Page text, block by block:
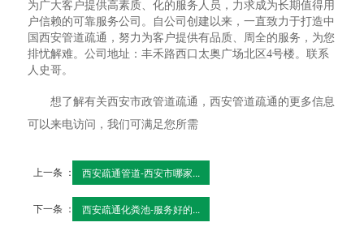
为广大客户提供高素质、化的服务人员，力求成为长期值得用
户信赖的可靠服务公司。自公司创建以来，一直致力于打造中
国西安管道疏通，努力为客户提供有品质、周全的服务，为您
排忧解难。公司地址：丰禾路西口太奥广场北区4号楼。联系
人史哥。
想了解有关西安市政管道疏通，西安管道疏通的更多信息
可以来电访问，我们可满足您所需
上一条 ： 西安疏通管道-西安市哪家...
下一条 ： 西安疏通化粪池-服务好的...